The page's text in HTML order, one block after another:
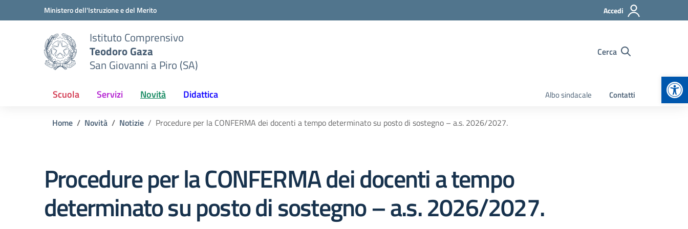
Vai ai contenuti
Vai al menu di navigazioneMinistero dell'Istruzione e del Merito Accedi
Istituto Comprensivo
Teodoro Gaza
San Giovanni a Piro (SA)
Cerca
Scuola Servizi Novità Didattica Albo sindacale Contatti
Home Novità Notizie Procedure per la CONFERMA dei docenti a tempo determinato su posto di sostegno – a.s. 2026/2027.
Procedure per la CONFERMA dei docenti a tempo
determinato su posto di sostegno – a.s. 2026/2027.